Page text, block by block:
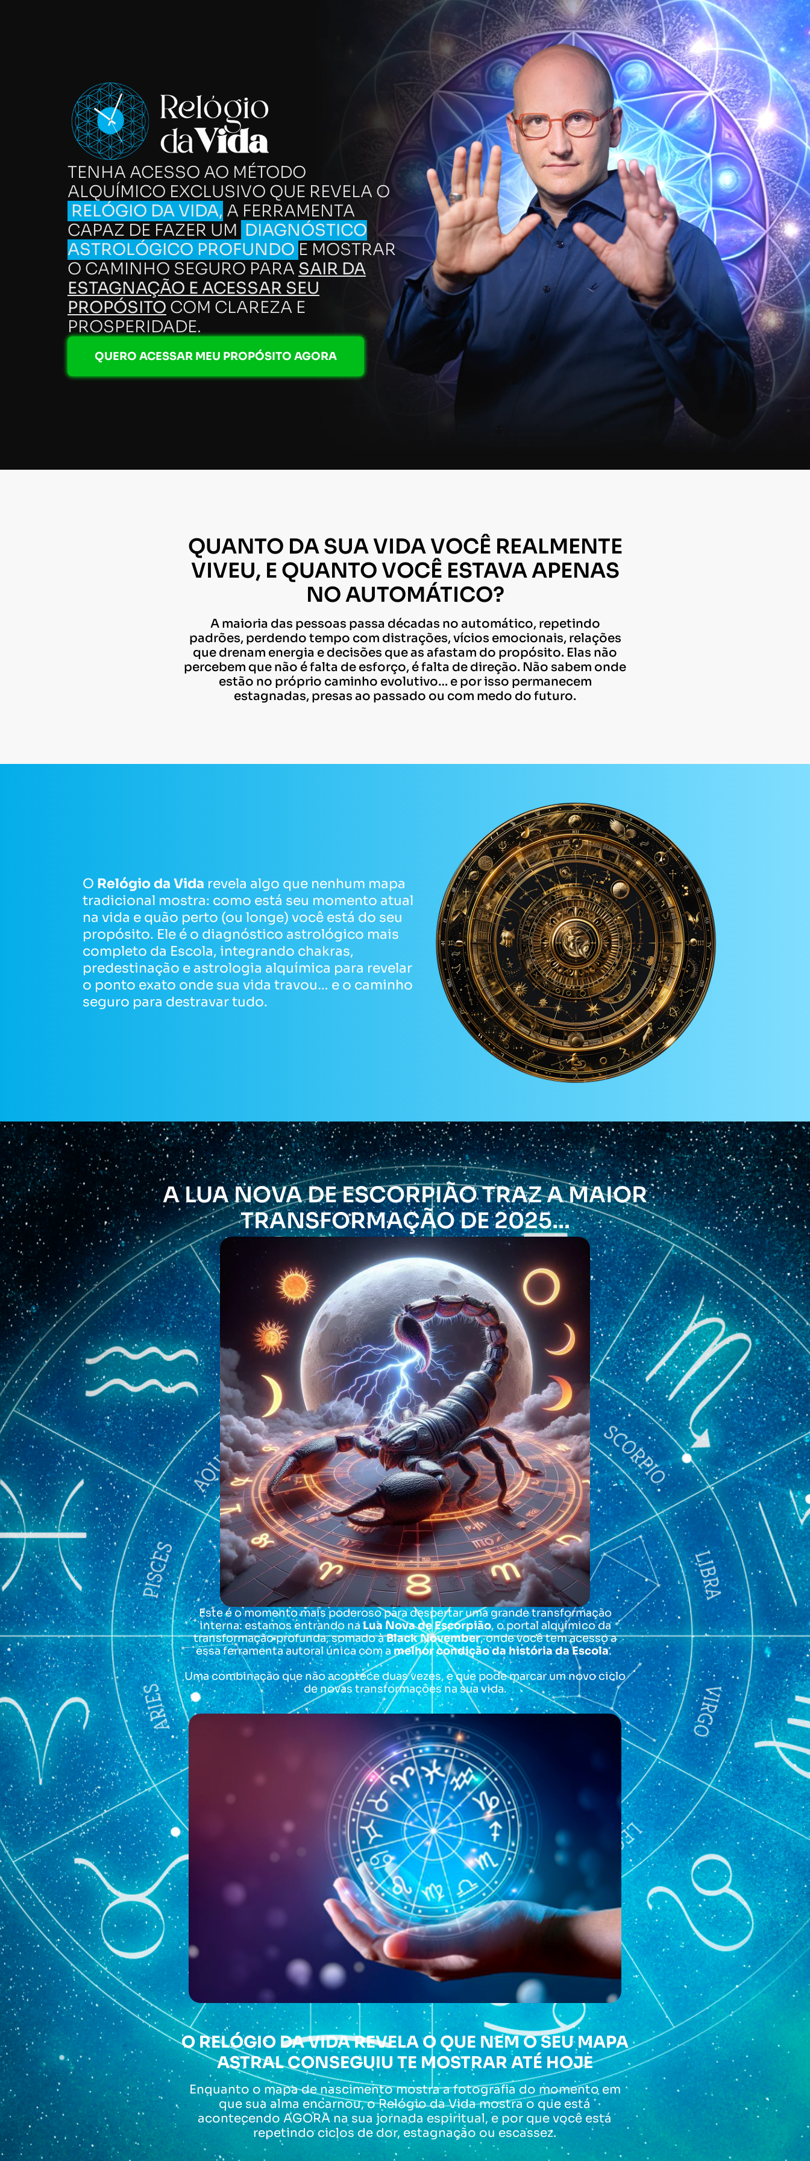
TENHA ACESSO AO MÉTODO
ALQUÍMICO EXCLUSIVO QUE REVELA O
RELÓGIO DA VIDA, A FERRAMENTA
CAPAZ DE FAZER UM DIAGNÓSTICO
ASTROLÓGICO PROFUNDO E MOSTRAR
O CAMINHO SEGURO PARA SAIR DA
ESTAGNAÇÃO E ACESSAR SEU
PROPÓSITO COM CLAREZA E
PROSPERIDADE.
QUERO ACESSAR MEU PROPÓSITO AGORA
QUANTO DA SUA VIDA VOCÊ REALMENTE
VIVEU, E QUANTO VOCÊ ESTAVA APENAS
NO AUTOMÁTICO?
A maioria das pessoas passa décadas no automático, repetindo
padrões, perdendo tempo com distrações, vícios emocionais, relações
que drenam energia e decisões que as afastam do propósito. Elas não
percebem que não é falta de esforço, é falta de direção. Não sabem onde
estão no próprio caminho evolutivo… e por isso permanecem
estagnadas, presas ao passado ou com medo do futuro.
O Relógio da Vida revela algo que nenhum mapa
tradicional mostra: como está seu momento atual
na vida e quão perto (ou longe) você está do seu
propósito. Ele é o diagnóstico astrológico mais
completo da Escola, integrando chakras,
predestinação e astrologia alquímica para revelar
o ponto exato onde sua vida travou… e o caminho
seguro para destravar tudo.
A LUA NOVA DE ESCORPIÃO TRAZ A MAIOR
TRANSFORMAÇÃO DE 2025…
Este é o momento mais poderoso para despertar uma grande transformação
interna: estamos entrando naLua Nova de Escorpião, o portal alquímico da
transformação profunda, somado àBlack November, onde você tem acesso a
essa ferramenta autoral única com a melhor condição da história da Escola.
Uma combinação que não acontece duas vezes, e que pode marcar um novo ciclo
de novas transformações na sua vida.
O RELÓGIO DA VIDA REVELA O QUE NEM O SEU MAPA
ASTRAL CONSEGUIU TE MOSTRAR ATÉ HOJE
Enquanto o mapa de nascimento mostra a fotografia do momento em
que sua alma encarnou, o Relógio da Vida mostra o que está
acontecendo AGORA na sua jornada espiritual, e por que você está
repetindo ciclos de dor, estagnação ou escassez.